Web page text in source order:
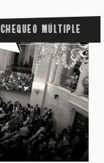
Chequeo Múltiple